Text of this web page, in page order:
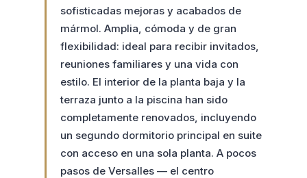
sofisticadas mejoras y acabados de
mármol. Amplia, cómoda y de gran
flexibilidad: ideal para recibir invitados,
reuniones familiares y una vida con
estilo. El interior de la planta baja y la
terraza junto a la piscina han sido
completamente renovados, incluyendo
un segundo dormitorio principal en suite
con acceso en una sola planta. A pocos
pasos de Versalles — el centro